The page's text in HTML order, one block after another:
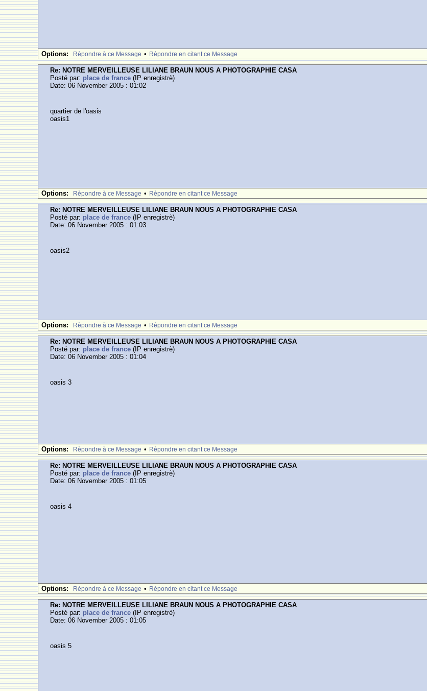
Options: Rèpondre à ce Message • Rèpondre en citant ce Message
Re: NOTRE MERVEILLEUSE LILIANE BRAUN NOUS A PHOTOGRAPHIE CASA
Posté par: place de france (IP enregistrè)
Date: 06 November 2005 : 01:02
quartier de l'oasis
oasis1
Options: Rèpondre à ce Message • Rèpondre en citant ce Message
Re: NOTRE MERVEILLEUSE LILIANE BRAUN NOUS A PHOTOGRAPHIE CASA
Posté par: place de france (IP enregistrè)
Date: 06 November 2005 : 01:03
oasis2
Options: Rèpondre à ce Message • Rèpondre en citant ce Message
Re: NOTRE MERVEILLEUSE LILIANE BRAUN NOUS A PHOTOGRAPHIE CASA
Posté par: place de france (IP enregistrè)
Date: 06 November 2005 : 01:04
oasis 3
Options: Rèpondre à ce Message • Rèpondre en citant ce Message
Re: NOTRE MERVEILLEUSE LILIANE BRAUN NOUS A PHOTOGRAPHIE CASA
Posté par: place de france (IP enregistrè)
Date: 06 November 2005 : 01:05
oasis 4
Options: Rèpondre à ce Message • Rèpondre en citant ce Message
Re: NOTRE MERVEILLEUSE LILIANE BRAUN NOUS A PHOTOGRAPHIE CASA
Posté par: place de france (IP enregistrè)
Date: 06 November 2005 : 01:05
oasis 5